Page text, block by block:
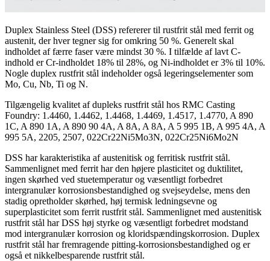
Duplex Stainless Steel (DSS) refererer til rustfrit stål med ferrit og
austenit, der hver tegner sig for omkring 50 %. Generelt skal
indholdet af færre faser være mindst 30 %. I tilfælde af lavt C-
indhold er Cr-indholdet 18% til 28%, og Ni-indholdet er 3% til 10%.
Nogle duplex rustfrit stål indeholder også legeringselementer som
Mo, Cu, Nb, Ti og N.
Tilgængelig kvalitet af dupleks rustfrit stål hos RMC Casting
Foundry: 1.4460, 1.4462, 1.4468, 1.4469, 1.4517, 1.4770, A 890
1C, A 890 1A, A 890 90 4A, A 8A, A 8A, A 5 995 1B, A 995 4A, A
995 5A, 2205, 2507, 022Cr22Ni5Mo3N, 022Cr25Ni6Mo2N
DSS har karakteristika af austenitisk og ferritisk rustfrit stål.
Sammenlignet med ferrit har den højere plasticitet og duktilitet,
ingen skørhed ved stuetemperatur og væsentligt forbedret
intergranulær korrosionsbestandighed og svejseydelse, mens den
stadig opretholder skørhed, høj termisk ledningsevne og
superplasticitet som ferrit rustfrit stål. Sammenlignet med austenitisk
rustfrit stål har DSS høj styrke og væsentligt forbedret modstand
mod intergranulær korrosion og kloridspændingskorrosion. Duplex
rustfrit stål har fremragende pitting-korrosionsbestandighed og er
også et nikkelbesparende rustfrit stål.